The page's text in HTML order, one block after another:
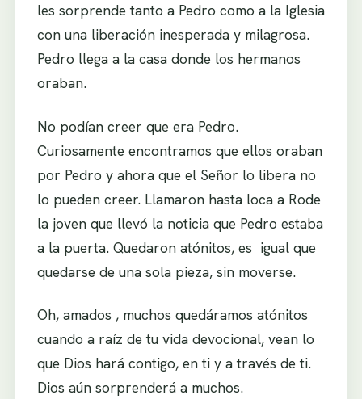
les sorprende tanto a Pedro como a la Iglesia
con una liberación inesperada y milagrosa.
Pedro llega a la casa donde los hermanos
oraban.
No podían creer que era Pedro.
Curiosamente encontramos que ellos oraban
por Pedro y ahora que el Señor lo libera no
lo pueden creer. Llamaron hasta loca a Rode
la joven que llevó la noticia que Pedro estaba
a la puerta. Quedaron atónitos, es igual que
quedarse de una sola pieza, sin moverse.
Oh, amados , muchos quedáramos atónitos
cuando a raíz de tu vida devocional, vean lo
que Dios hará contigo, en ti y a través de ti.
Dios aún sorprenderá a muchos.